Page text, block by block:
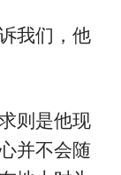
我们，他
则是他现
并不会随